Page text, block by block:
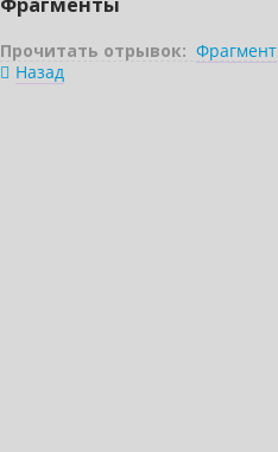
Прочитать отрывок: Фрагмент
Назад